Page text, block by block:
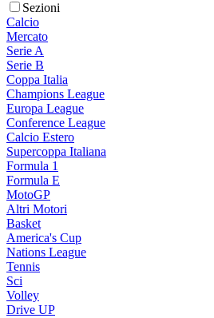
Sezioni
Calcio
Mercato
Serie A
Serie B
Coppa Italia
Champions League
Europa League
Conference League
Calcio Estero
Supercoppa Italiana
Formula 1
Formula E
MotoGP
Altri Motori
Basket
America's Cup
Nations League
Tennis
Sci
Volley
Drive UP